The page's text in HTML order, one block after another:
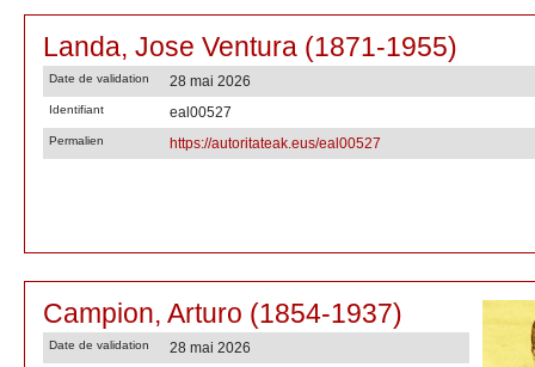
Landa, Jose Ventura (1871-1955)
Date de validation 28 mai 2026
Identifiant eal00527
Permalien https://autoritateak.eus/eal00527
Campion, Arturo (1854-1937)
Date de validation 28 mai 2026